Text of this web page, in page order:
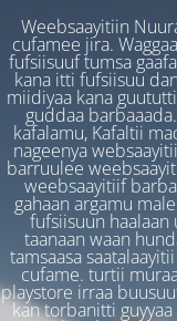
Weebsaayitiin
cufamee jira.
fufsiisuuf tumsa
kana itti fufsiisuu
miidiyaa kana
guddaa
kafalamu, Kafaltii
nageenya
barruulee
weebsaayitiif
gahaan argamu
fufsiisuun haalaan
taanaan waan
tamsaasa
cufame. turtii
playstore irraa
kan torbanitti